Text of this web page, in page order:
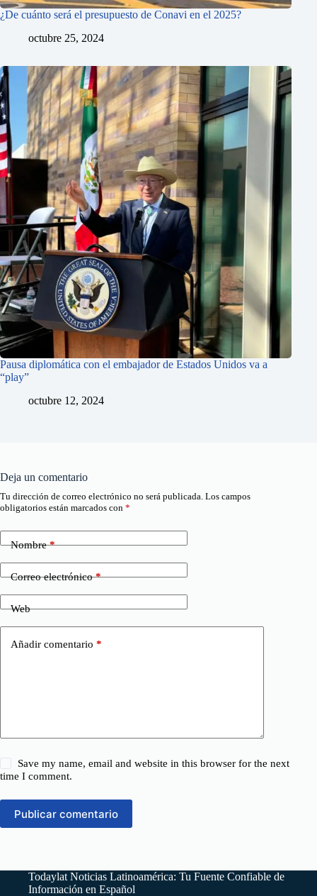
¿De cuánto será el presupuesto de Conavi en el 2025?
octubre 25, 2024
Pausa diplomática con el embajador de Estados Unidos va a
“play”
octubre 12, 2024
Deja un comentario
Tu dirección de correo electrónico no será publicada. Los campos
obligatorios están marcados con *
Nombre*
Correo electrónico*
Web
Añadir comentario *
Save my name, email and website in this browser for the next
time I comment.
Publicar comentario
Todaylat Noticias Latinoamérica: Tu Fuente Confiable de
Información en Español